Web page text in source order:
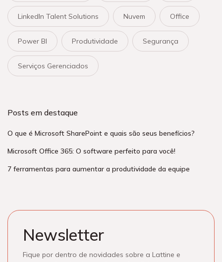
LinkedIn Talent Solutions Nuvem Office
Power BI Produtividade Segurança
Serviços Gerenciados
Posts em destaque
O que é Microsoft SharePoint e quais são seus benefícios?
Microsoft Office 365: O software perfeito para você!
7 ferramentas para aumentar a produtividade da equipe
Newsletter
Fique por dentro de novidades sobre a Lattine e